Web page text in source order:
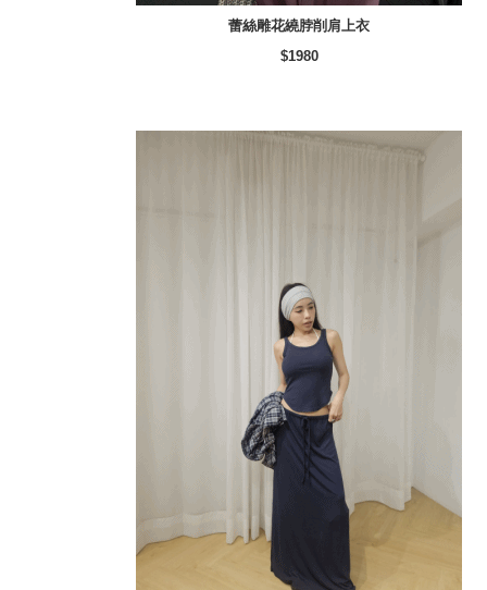
蕾絲雕花繞脖削肩上衣
$1980